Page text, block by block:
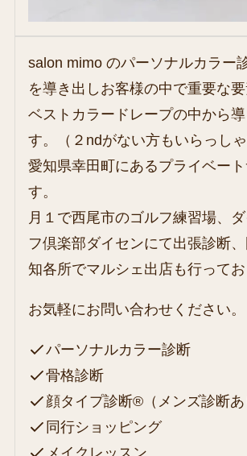
salon mimo のパーソナルカラー
を導き出しお客様の中で重要な
ベストカラードレープの中から導
す。（２ndがない方もいらっしゃ
愛知県幸田町にあるプライベー
す。
月１で西尾市のゴルフ練習場、
フ倶楽部ダイセンにて出張診断
知各所でマルシェ出店も行ってお
お気軽にお問い合わせください。
パーソナルカラー診断
骨格診断
顔タイプ診断®（メンズ診断あ
同行ショッピング
メイクレッスン